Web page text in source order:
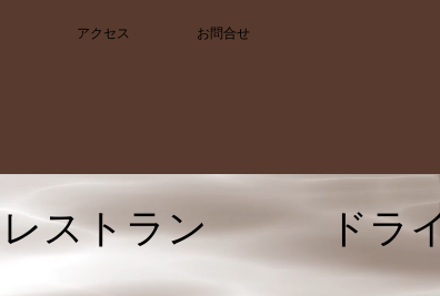
アクセス お問合せ
レストラン
ドラ